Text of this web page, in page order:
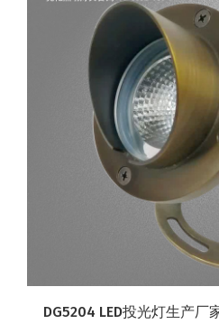
DG5204 LED投光灯生产